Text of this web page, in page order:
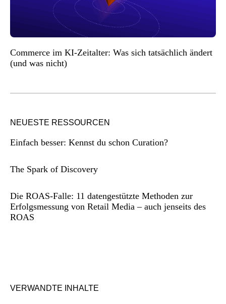
Commerce im KI-Zeitalter: Was sich tatsächlich ändert
(und was nicht)
NEUESTE RESSOURCEN
Einfach besser: Kennst du schon Curation?
The Spark of Discovery
Die ROAS-Falle: 11 datengestützte Methoden zur
Erfolgsmessung von Retail Media – auch jenseits des
ROAS
VERWANDTE INHALTE